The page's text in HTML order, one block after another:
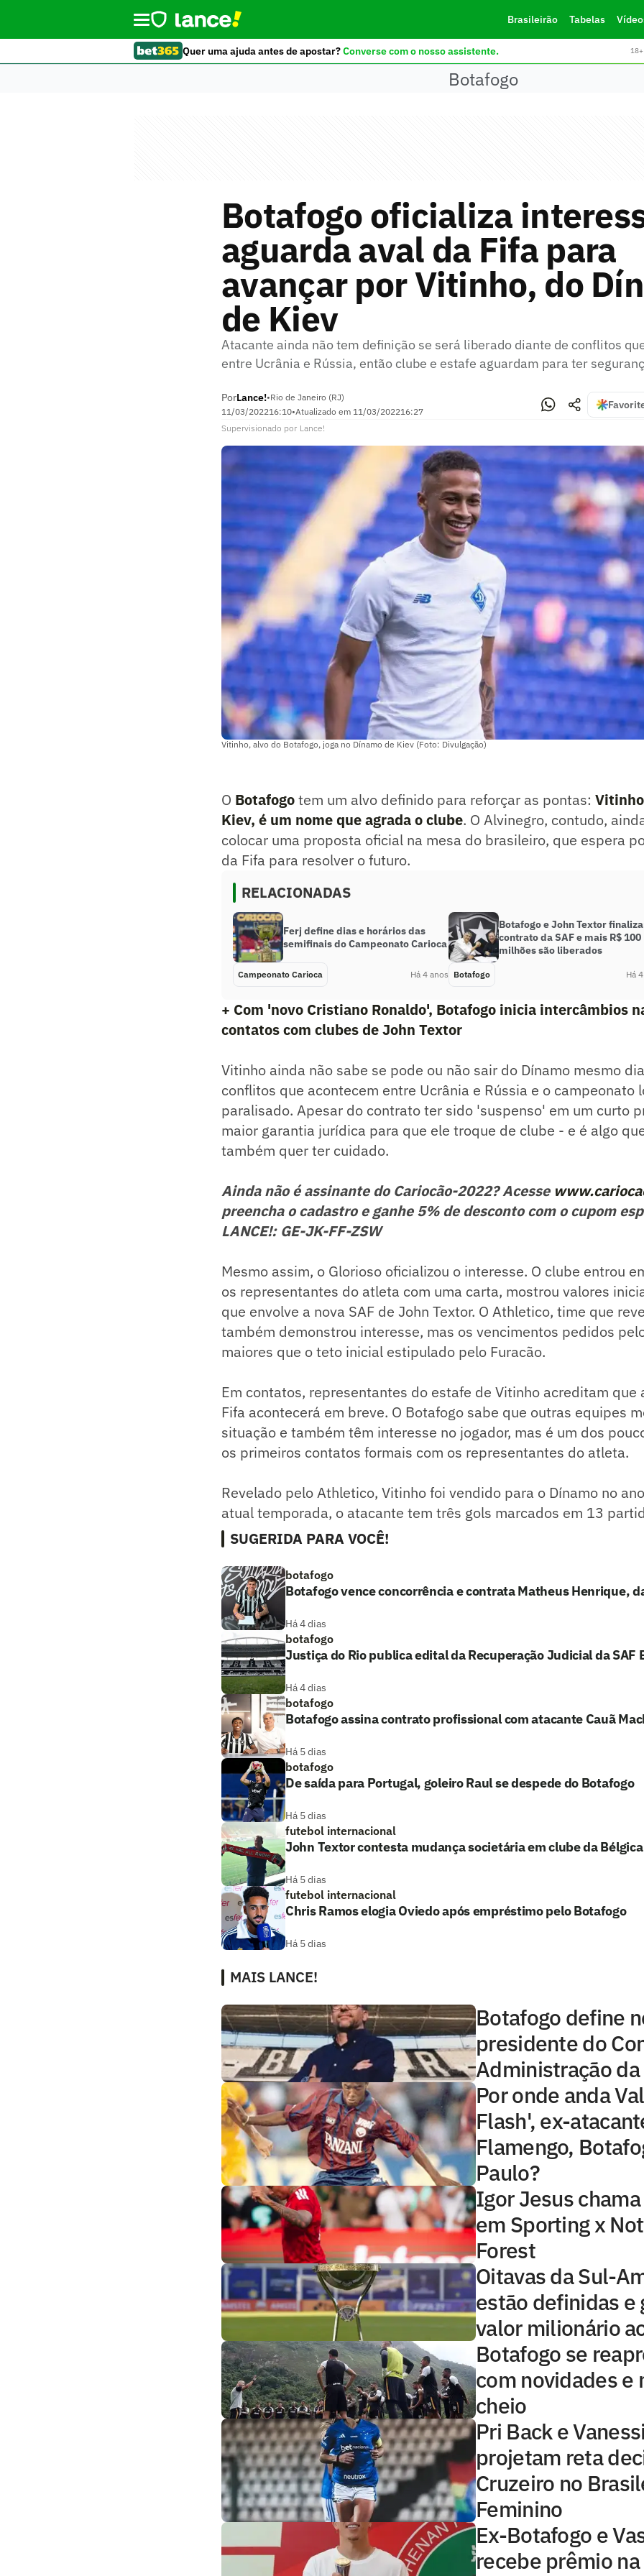
Brasileirão Tabelas
Quer uma ajuda antes de apostar?Converse com o nosso assistente.
Botafogo
Botafogo oficializa
aguarda aval da Fifa para
avançar por Vitinho, do
de Kiev
Atacante ainda não tem definição se será liberado diante de conflitos
entre Ucrânia e Rússia, então clube e estafe aguardam para ter
PorLance!•Rio de Janeiro (RJ)
11/03/202216:10•Atualizado em 11/03/202216:27
Supervisionado por Lance!
Vitinho, alvo do Botafogo, joga no Dínamo de Kiev (Foto: Divulgação)
O Botafogotem um alvo definido para reforçar as pontas:
Kiev, é um nome que agrada o clube. O Alvinegro, contudo,
colocar uma proposta oficial na mesa do brasileiro, que espera
da Fifa para resolver o futuro.
RELACIONADAS
Ferj define dias e horários das
semifinais do Campeonato Carioca
Campeonato Carioca Há 4 anos
Botafogo e John Textor
contrato da SAF e mais R$ 100
milhões são liberados
Botafogo Há
+ Com 'novo Cristiano Ronaldo', Botafogo inicia intercâmbios
contatos com clubes de John Textor
Vitinho ainda não sabe se pode ou não sair do Dínamo mesmo
conflitos que acontecem entre Ucrânia e Rússia e o campeonato
paralisado. Apesar do contrato ter sido 'suspenso' em um curto
maior garantia jurídica para que ele troque de clube - e é algo
também quer ter cuidado.
Ainda não é assinante do Cariocão-2022? Acesse
preencha o cadastro e ganhe 5% de desconto com o cupom
LANCE!: GE-JK-FF-ZSW
Mesmo assim, o Glorioso oficializou o interesse. O clube entrou
os representantes do atleta com uma carta, mostrou valores
que envolve a nova SAF de John Textor. O Athletico, time que
também demonstrou interesse, mas os vencimentos pedidos
maiores que o teto inicial estipulado pelo Furacão.
Em contatos, representantes do estafe de Vitinho acreditam que
Fifa acontecerá em breve. O Botafogo sabe que outras equipes
situação e também têm interesse no jogador, mas é um dos
os primeiros contatos formais com os representantes do atleta.
Revelado pelo Athletico, Vitinho foi vendido para o Dínamo no
atual temporada, o atacante tem três gols marcados em 13
SUGERIDA PARA VOCÊ!
botafogo
Botafogo vence concorrência e contrata Matheus Henrique,
Há 4 dias
botafogo
Justiça do Rio publica edital da Recuperação Judicial da SAF
Há 4 dias
botafogo
Botafogo assina contrato profissional com atacante Cauã
Há 5 dias
botafogo
De saída para Portugal, goleiro Raul se despede do Botafogo
Há 5 dias
futebol internacional
John Textor contesta mudança societária em clube da Bélgica
Há 5 dias
futebol internacional
Chris Ramos elogia Oviedo após empréstimo pelo Botafogo
Há 5 dias
MAIS LANCE!
Botafogo define
presidente do
Administração da
Por onde anda
Flash', ex-
Flamengo,
Paulo?
Igor Jesus
em Sporting x
Forest
Oitavas da Sul-
estão definidas e
valor milionário
Botafogo se
com novidades e
cheio
Pri Back e
projetam reta
Cruzeiro no
Feminino
Ex-Botafogo e
recebe prêmio